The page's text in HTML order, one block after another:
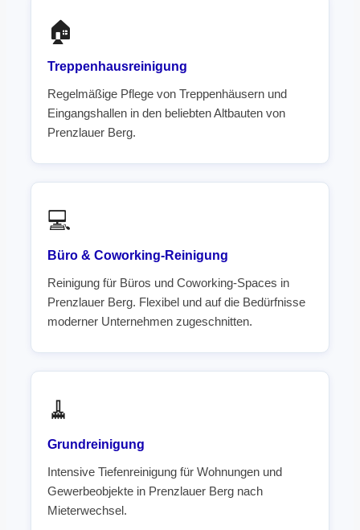
🏠
Treppenhausreinigung
Regelmäßige Pflege von Treppenhäusern und
Eingangshallen in den beliebten Altbauten von
Prenzlauer Berg.
💻
Büro & Coworking-Reinigung
Reinigung für Büros und Coworking-Spaces in
Prenzlauer Berg. Flexibel und auf die Bedürfnisse
moderner Unternehmen zugeschnitten.
🧹
Grundreinigung
Intensive Tiefenreinigung für Wohnungen und
Gewerbeobjekte in Prenzlauer Berg nach
Mieterwechsel.